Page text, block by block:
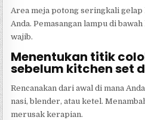
Area meja potong seringkali gelap
Anda. Pemasangan lampu di
wajib.
Menentukan titik
sebelum kitchen set
Rencanakan dari awal di mana
nasi, blender, atau ketel.
merusak kerapian.